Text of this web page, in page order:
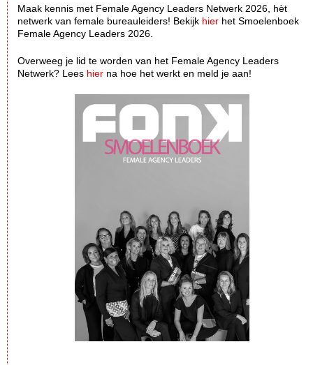
Maak kennis met Female Agency Leaders Netwerk 2026, hèt
netwerk van female bureauleiders! Bekijk hier het Smoelenboek
Female Agency Leaders 2026.
Overweeg je lid te worden van het Female Agency Leaders
Netwerk? Lees hier na hoe het werkt en meld je aan!